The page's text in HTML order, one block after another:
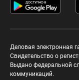
Деловая электронная
Свидетельство о
Выдано федеральной
коммуникаций.